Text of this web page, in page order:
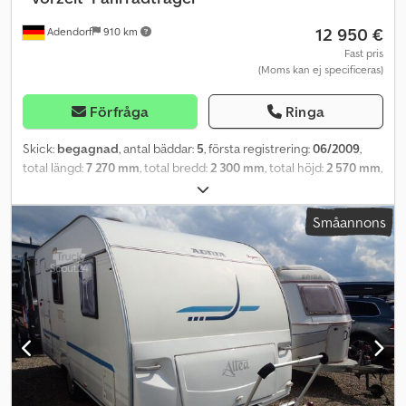
Adendorf 910 km 12 950 €
Fast pris
(Moms kan ej specificeras)
Förfråga Ringa
Skick: begagnad, antal bäddar: 5, första registrering:06/2009,
total längd:7 270 mm , total bredd: 2 300 mm , total höjd: 2 570 mm
, totalvikt:
parkeringsvärmare, Du kan nå oss måndag till fredag mellan
09:00 och 18:00! Och på lördagar mellan 09:00 och 16:00! Kontakt:
Internnummer för förfrågningar: 172 Besiktning och gastest utförs
vid köp! Fordonsdata: * Första registrering: 06/2009 * Tjänstevikt:
1189 kg * Tillåten totalvikt: 1500 kg * Längd totalt: 7,27 m * Längd
på påbyggnaden: 5,88 m * Bredd: 2,30 m * Höjd: 2,57 m * Inre höjd:
1,95 m * Omkretsmått: 9,70 m Utrustning: * Antal sovplatser: 5 *
Tvärgående säng i främre delen, 2,05 x 1,45 m * Våningssäng i
bakre delen, 2,00 x 0,86 m * Mittsittgrupp, 1,80 x 0,94 m Csdjzr
Aqaepfx Aqwerf * Köksdel * Varmvatten * Våtrum med toalett och
handfat * Truma-värmesystem med cirkulationsfläkt *
Småannons